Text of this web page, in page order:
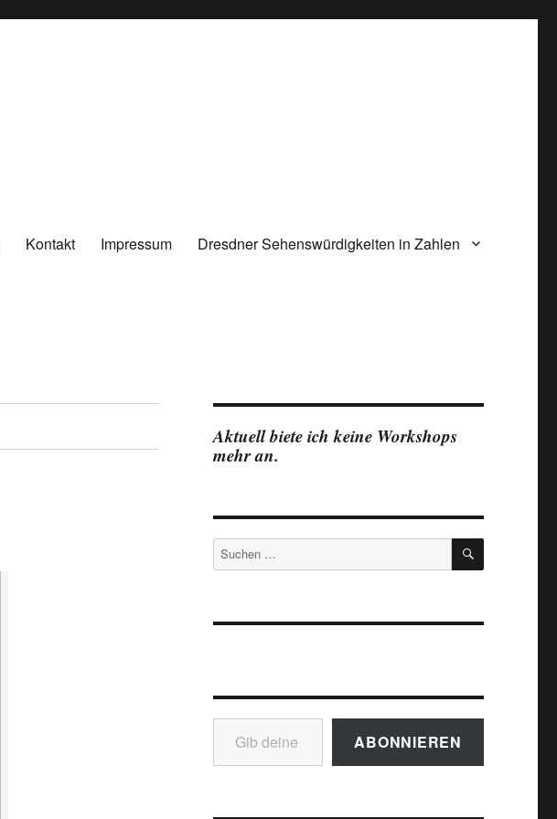
Kontakt Impressum Dresdner Sehenswürdigkeiten in Zahlen
Aktuell biete ich keine Workshops
mehr an.
Suchen
nach:
SUCHEN
Gib deine E-Mail-Adresse ein ...
ABONNIEREN